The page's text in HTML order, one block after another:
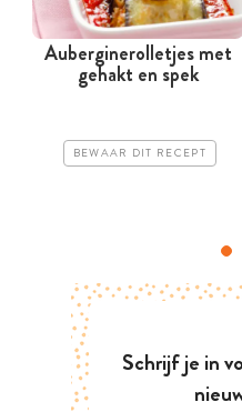
Auberginerolletjes met
gehakt en spek
BEWAAR DIT RECEPT
Schrijf je in